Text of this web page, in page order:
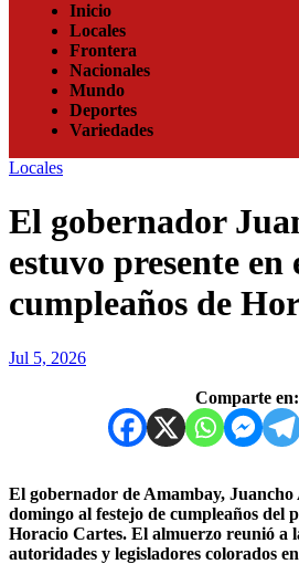
Inicio
Locales
Frontera
Nacionales
Mundo
Deportes
Variedades
Locales
El gobernador
estuvo presente en
cumpleaños de
Jul 5, 2026
Comparte en:
El gobernador de Amambay, Juancho Acosta, asistió este
domingo al festejo de cumpleaños del
Horacio Cartes. El almuerzo reunió a
autoridades y legisladores colorados